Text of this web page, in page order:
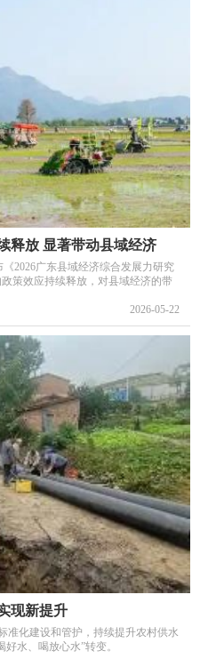
释放 显著带动县域经济
2026广东县域经济综合发展力研究
策效应持续释放，对县域经济的带
2026-05-22
现新提升
准化建设和管护，持续提升农村供水
水、喝放心水”转变。